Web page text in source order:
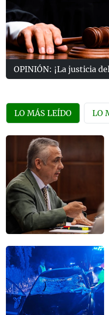
OPINIÓN: ¡La justicia
LO MÁS LEÍDO LO